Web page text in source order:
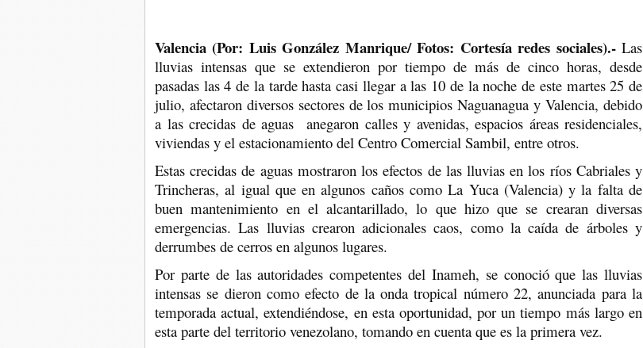
Valencia (Por: Luis González Manrique/ Fotos: Cortesía redes sociales).- Las
lluvias intensas que se extendieron por tiempo de más de cinco horas, desde
pasadas las 4 de la tarde hasta casi llegar a las 10 de la noche de este martes 25 de
julio, afectaron diversos sectores de los municipios Naguanagua y Valencia, debido
a las crecidas de aguas anegaron calles y avenidas, espacios áreas residenciales,
viviendas y el estacionamiento del Centro Comercial Sambil, entre otros.
Estas crecidas de aguas mostraron los efectos de las lluvias en los ríos Cabriales y
Trincheras, al igual que en algunos caños como La Yuca (Valencia) y la falta de
buen mantenimiento en el alcantarillado, lo que hizo que se crearan diversas
emergencias. Las lluvias crearon adicionales caos, como la caída de árboles y
derrumbes de cerros en algunos lugares.
Por parte de las autoridades competentes del Inameh, se conoció que las lluvias
intensas se dieron como efecto de la onda tropical número 22, anunciada para la
temporada actual, extendiéndose, en esta oportunidad, por un tiempo más largo en
esta parte del territorio venezolano, tomando en cuenta que es la primera vez.